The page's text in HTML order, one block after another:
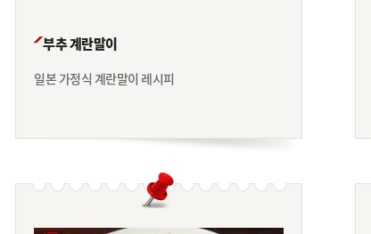
부추 계란말이
일본 가정식 계란말이 레시피